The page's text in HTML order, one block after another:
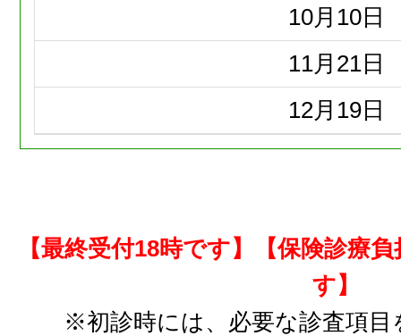
10月 10日
11月 21日
12月 19日
【最終受付18時です】【保険診療
す】
※初診時には、必要な診査項